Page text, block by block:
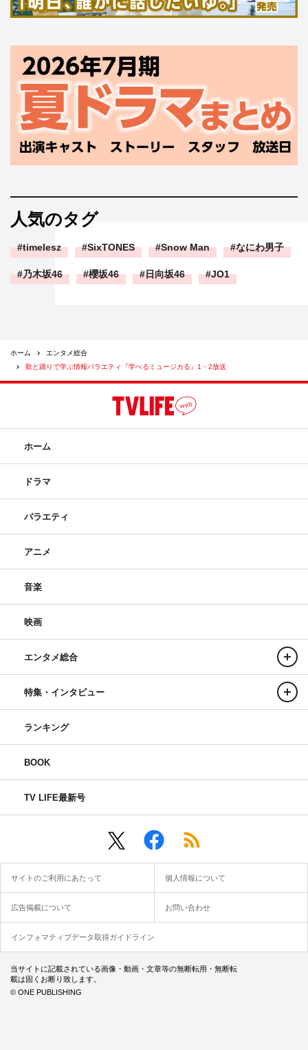
人気のタグ
timelesz SixTONES Snow Man なにわ男子
乃木坂46 櫻坂46 日向坂46 JO1
ホーム
エンタメ総合
歌と踊りで学ぶ情報バラエティ『学べるミュージカる』1・2放送
ホーム
ドラマ
バラエティ
アニメ
音楽
映画
エンタメ総合
特集・インタビュー
ランキング
BOOK
TV LIFE最新号
サイトのご利用にあたって 個人情報について
広告掲載について お問い合わせ
インフォマティブデータ取得ガイドライン
当サイトに記載されている画像・動画・文章等の無断転用・無断転
載は固くお断り致します。
© ONE PUBLISHING